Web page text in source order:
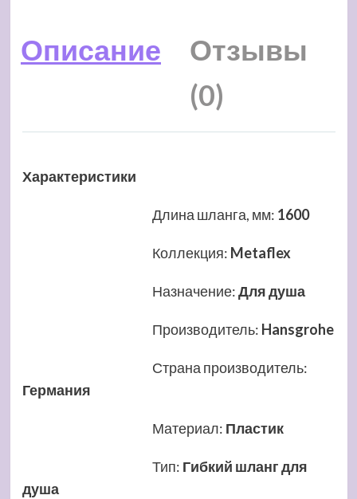
Описание
Отзывы
(0)
Характеристики
Длина шланга, мм: 1600
Коллекция: Metaflex
Назначение:Для душа
Производитель: Hansgrohe
Страна производитель:
Германия
Материал: Пластик
Тип: Гибкий шланг для
душа